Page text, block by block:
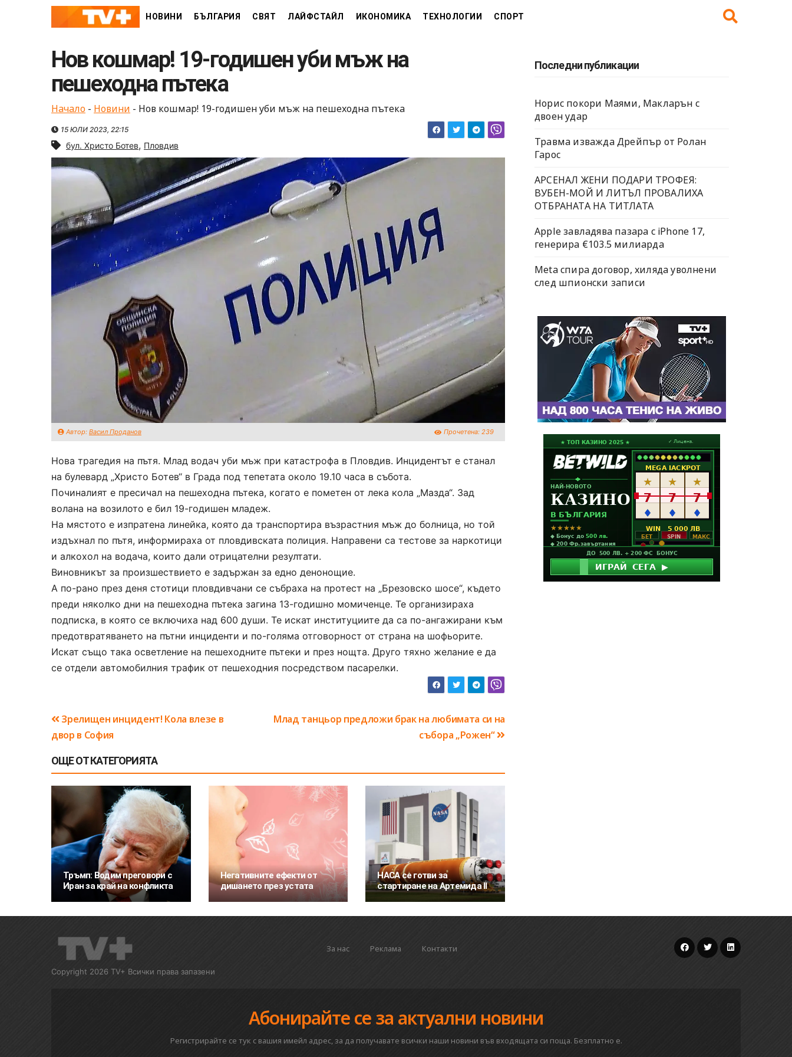
НОВИНИ БЪЛГАРИЯ СВЯТ ЛАЙФСТАЙЛ ИКОНОМИКА ТЕХНОЛОГИИ СПОРТ
Нов кошмар! 19-годишен уби мъж на
пешеходна пътека
Начало - Новини - Нов кошмар! 19-годишен уби мъж на пешеходна пътека
15 ЮЛИ 2023, 22:15
бул. Христо Ботев, Пловдив
Автор: Васил Проданов Прочетена: 239
Нова трагедия на пътя. Млад водач уби мъж при катастрофа в Пловдив. Инцидентът е станал
на булевард „Христо Ботев“ в Града под тепетата около 19.10 часа в събота.
Починалият е пресичал на пешеходна пътека, когато е пометен от лека кола „Мазда“. Зад
волана на возилото е бил 19-годишен младеж.
На мястото е изпратена линейка, която да транспортира възрастния мъж до болница, но той
издъхнал по пътя, информираха от пловдивската полиция. Направени са тестове за наркотици
и алкохол на водача, които дали отрицателни резултати.
Виновникът за произшествието е задържан за едно денонощие.
А по-рано през деня стотици пловдивчани се събраха на протест на „Брезовско шосе“, където
преди няколко дни на пешеходна пътека загина 13-годишно момиченце. Те организираха
подписка, в която се включиха над 600 души. Те искат институциите да са по-ангажирани към
предотвратяването на пътни инциденти и по-голяма отговорност от страна на шофьорите.
Искат също така осветление на пешеходните пътеки и през нощта. Друго тяхно желание е да
се отдели автомобилния трафик от пешеходния посредством пасарелки.
Навигация
Млад танцьор предложи брак на любимата си на
събора „Рожен“
Зрелищен инцидент! Кола влезе в
двор в София
ОЩЕ ОТ КАТЕГОРИЯТА
Тръмп: Водим преговори с
Иран за край на конфликта
Негативните ефекти от
дишането през устата
НАСА се готви за
стартиране на Артемида II
Последни публикации
Норис покори Маями, Макларън с
двоен удар
Травма изважда Дрейпър от Ролан
Гарос
АРСЕНАЛ ЖЕНИ ПОДАРИ ТРОФЕЯ:
ВУБЕН-МОЙ И ЛИТЪЛ ПРОВАЛИХА
ОТБРАНАТА НА ТИТЛАТА
Apple завладява пазара с iPhone 17,
генерира €103.5 милиарда
Meta спира договор, хиляда уволнени
след шпионски записи
За нас Реклама Контакти
Copyright 2026 TV+ Всички права запазени
Абонирайте се за актуални новини
Регистрирайте се тук с вашия имейл адрес, за да получавате всички наши новини във входящата си поща. Безплатно е.